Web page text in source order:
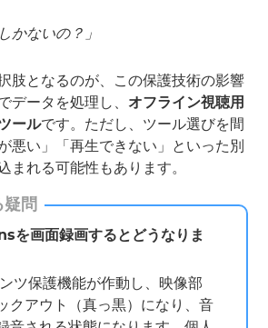
かないの？」
肢となるのが、この保護技術の影響
データを処理し、 オフライン視聴用
ールです。ただし、ツール選びを間
悪い」「再生できない」といった別
まれる可能性もあります。
疑問
を画面録画するとどうなりま
ツ保護機能が作動し、映像部
クアウト（真っ黒）になり、音